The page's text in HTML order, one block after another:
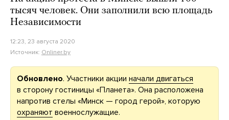
тысяч человек. Они заполнили всю площадь
Независимости
12:23, 23 августа 2020
Источник: Onliner.by
Обновлено. Участники акции начали двигаться
в сторону гостиницы «Планета». Она расположена
напротив стелы «Минск — город герой», которую
охраняют военнослужащие.